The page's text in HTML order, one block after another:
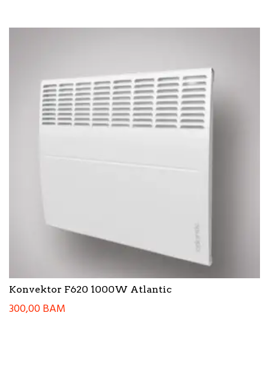
Konvektor F620 1000W Atlantic
300,00BAM